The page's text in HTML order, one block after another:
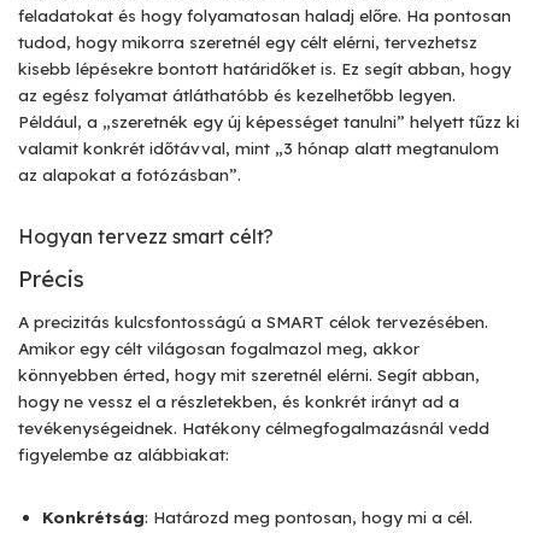
feladatokat és hogy folyamatosan haladj előre. Ha pontosan
tudod, hogy mikorra szeretnél egy célt elérni, tervezhetsz
kisebb lépésekre bontott határidőket is. Ez segít abban, hogy
az egész folyamat átláthatóbb és kezelhetőbb legyen.
Például, a „szeretnék egy új képességet tanulni” helyett tűzz ki
valamit konkrét időtávval, mint „3 hónap alatt megtanulom
az alapokat a fotózásban”.
Hogyan tervezz smart célt?
Précis
A precizitás kulcsfontosságú a SMART célok tervezésében.
Amikor egy célt világosan fogalmazol meg, akkor
könnyebben érted, hogy mit szeretnél elérni. Segít abban,
hogy ne vessz el a részletekben, és konkrét irányt ad a
tevékenységeidnek. Hatékony célmegfogalmazásnál vedd
figyelembe az alábbiakat:
Konkrétság: Határozd meg pontosan, hogy mi a cél.